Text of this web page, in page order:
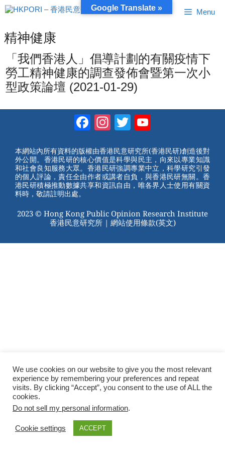
跳
至
容
Menu
精神健康
「我們香港人」倡導計劃的有關疫情下
勞工精神健康的調查發佈會暨第一次小
型政策論壇 (2021-01-29)
Facebook
Instagram
Twitter
本網站內所有資料的版權由香港民意研究所(香港民研)創造後對
外公開。香港民研的核心價值是科學與民主，向來以專業知識
和社會良知服務大眾。香港民研強調專業中立，科學研究引發
的個人評論，責任全由作者或講者自負，與香港民研無關。香
港民研積極推動數據共享和資訊自由，唯各界人士使用有關資
料時，敬請註明出處。
2023 © Hong Kong Public Opinion Research Institute
香港民意研究所 | 網站使用條款(英文)
We use cookies on our website to give you the most relevant
experience by remembering your preferences and repeat
visits. By clicking “Accept”, you consent to the use of ALL the
cookies.
Do not sell my personal information.
Cookie settings ACCEPT
Google Translate »